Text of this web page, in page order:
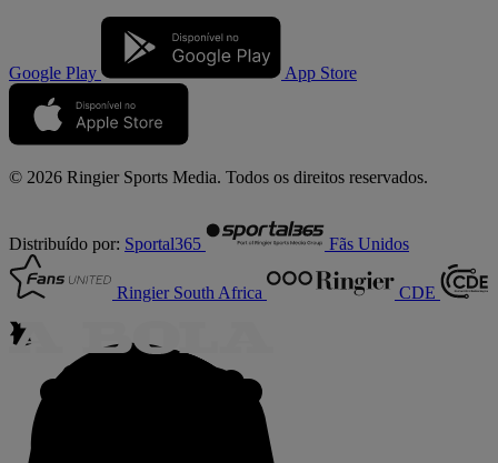
Google Play App Store
© 2026 Ringier Sports Media. Todos os direitos reservados.
Distribuído por: Sportal365 Fãs Unidos
Ringier South Africa CDE